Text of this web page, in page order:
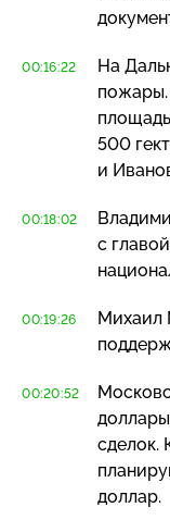
00:16:22
На
пожары.
500
и
00:18:02
с
00:19:26
Михаил
00:20:52
сделок.
доллар.